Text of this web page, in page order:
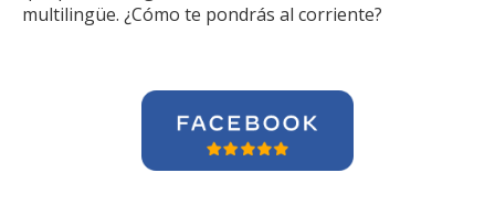
multilingüe. ¿Cómo te pondrás al corriente?